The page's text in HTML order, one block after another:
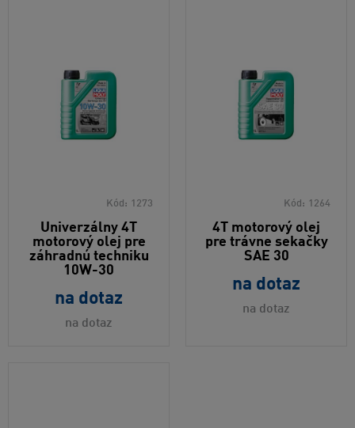
Kód: 1273
Univerzálny 4T
motorový olej pre
záhradnú techniku
10W-30
na dotaz
na dotaz
Kód: 1264
4T motorový olej
pre trávne sekačky
SAE 30
na dotaz
na dotaz